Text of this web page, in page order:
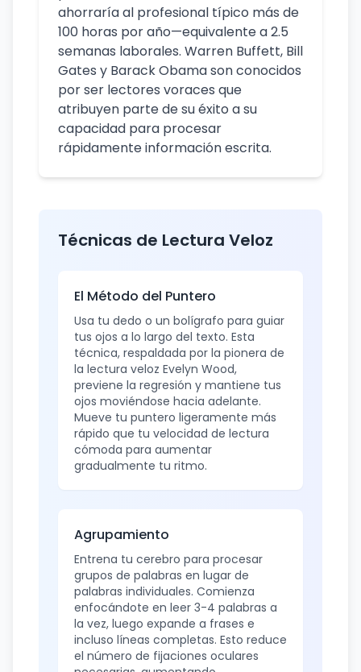
ahorraría al profesional típico más de
100 horas por año—equivalente a 2.5
semanas laborales. Warren Buffett, Bill
Gates y Barack Obama son conocidos
por ser lectores voraces que
atribuyen parte de su éxito a su
capacidad para procesar
rápidamente información escrita.
Técnicas de Lectura Veloz
El Método del Puntero
Usa tu dedo o un bolígrafo para guiar
tus ojos a lo largo del texto. Esta
técnica, respaldada por la pionera de
la lectura veloz Evelyn Wood,
previene la regresión y mantiene tus
ojos moviéndose hacia adelante.
Mueve tu puntero ligeramente más
rápido que tu velocidad de lectura
cómoda para aumentar
gradualmente tu ritmo.
Agrupamiento
Entrena tu cerebro para procesar
grupos de palabras en lugar de
palabras individuales. Comienza
enfocándote en leer 3-4 palabras a
la vez, luego expande a frases e
incluso líneas completas. Esto reduce
el número de fijaciones oculares